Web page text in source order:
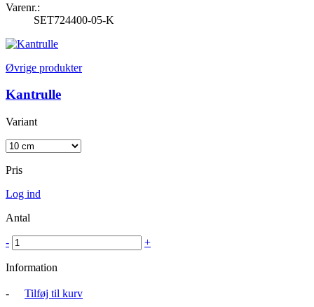
Varenr.:
SET724400-05-K
Øvrige produkter
Kantrulle
Variant
Pris
Log ind
Antal
- +
Information
- Tilføj til kurv